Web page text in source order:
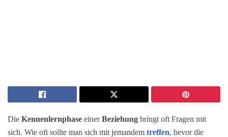
Die Kennenlernphase einerBeziehung bringt oft Fragen mit
sich. Wie oft sollte man sich mit jemandem treffen, bevor die